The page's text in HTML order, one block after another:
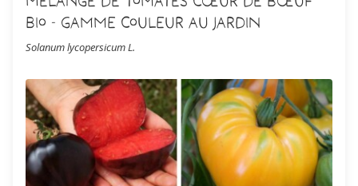
Bio - Gamme Couleur au Jardin
Solanum lycopersicum L.